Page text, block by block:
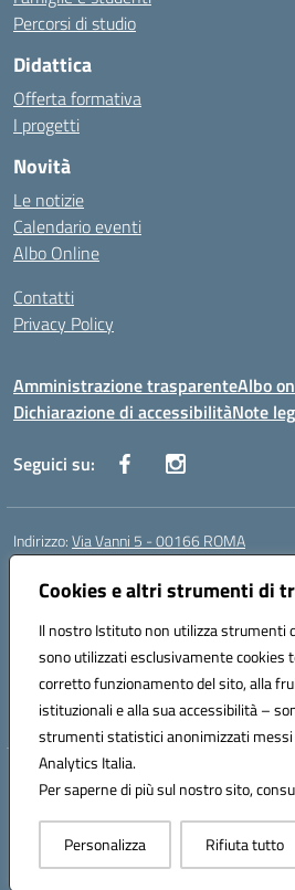
Cookies e altri strumenti di
Il nostro Istituto non utilizza strumenti
sono utilizzati esclusivamente cookies
corretto funzionamento del sito, alla
istituzionali e alla sua accessibilità –
strumenti statistici anonimizzati messi
Analytics Italia.
Per saperne di più sul nostro sito,
Personalizza Rifiuta tutto
Percorsi di studio
Didattica
Offerta formativa
I progetti
Novità
Le notizie
Calendario eventi
Albo Online
Contatti
Privacy Policy
Amministrazione trasparenteAlbo
Dichiarazione di accessibilitàNote
Seguici su:
Indirizzo:Via Vanni 5 - 00166 ROMA
Centralino:
Posta elettronica certificata (PEC):
Codice fiscale: 97197050582
Codice meccanografico:RMIC86500P
Codice Indice delle Pubbliche
Codice unico di fatturazione (CUF): UFSRRZ
Hosting & Powered by
Concept & Design by